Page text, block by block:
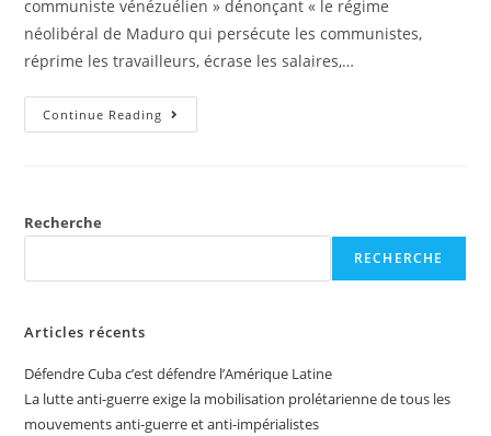
communiste vénézuélien » dénonçant « le régime
néolibéral de Maduro qui persécute les communistes,
réprime les travailleurs, écrase les salaires,…
Continue Reading
Recherche
RECHERCHE
Articles récents
Défendre Cuba c’est défendre l’Amérique Latine
La lutte anti-guerre exige la mobilisation prolétarienne de tous les
mouvements anti-guerre et anti-impérialistes